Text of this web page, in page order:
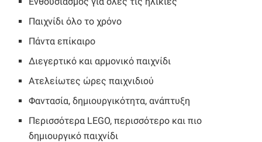
Παιχνίδι όλο το χρόνο
Πάντα επίκαιρο
Διεγερτικό και αρμονικό παιχνίδι
Ατελείωτες ώρες παιχνιδιού
Φαντασία, δημιουργικότητα, ανάπτυξη
Περισσότερα LEGO, περισσότερο και πιο
δημιουργικό παιχνίδι